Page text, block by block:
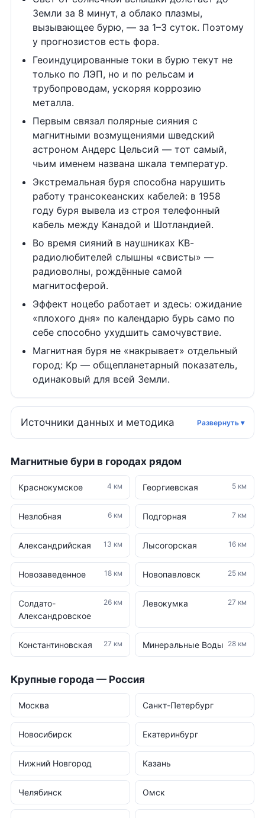
Земли за 8 минут, а облако плазмы,
вызывающее бурю, — за 1–3 суток. Поэтому
у прогнозистов есть фора.
Геоиндуцированные токи в бурю текут не
только по ЛЭП, но и по рельсам и
трубопроводам, ускоряя коррозию
металла.
Первым связал полярные сияния с
магнитными возмущениями шведский
астроном Андерс Цельсий — тот самый,
чьим именем названа шкала температур.
Экстремальная буря способна нарушить
работу трансокеанских кабелей: в 1958
году буря вывела из строя телефонный
кабель между Канадой и Шотландией.
Во время сияний в наушниках КВ-
радиолюбителей слышны «свисты» —
радиоволны, рождённые самой
магнитосферой.
Эффект ноцебо работает и здесь: ожидание
«плохого дня» по календарю бурь само по
себе способно ухудшить самочувствие.
Магнитная буря не «накрывает» отдельный
город: Kp — общепланетарный показатель,
одинаковый для всей Земли.
Источники данных и методика
Магнитные бури в городах рядом
Краснокумское 4 км Георгиевская 5 км
Незлобная 6 км Подгорная 7 км
Александрийская 13 км Лысогорская 16 км
Новозаведенное 18 км Новопавловск 25 км
Солдато-
Александровское
26 км Левокумка 27 км
Константиновская 27 км Минеральные Воды 28 км
Крупные города — Россия
Москва Санкт-Петербург
Новосибирск Екатеринбург
Нижний Новгород Казань
Челябинск Омск